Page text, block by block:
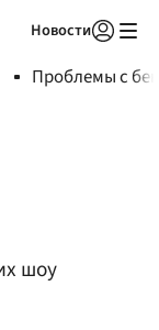
Новости
Проблемы с
шоу